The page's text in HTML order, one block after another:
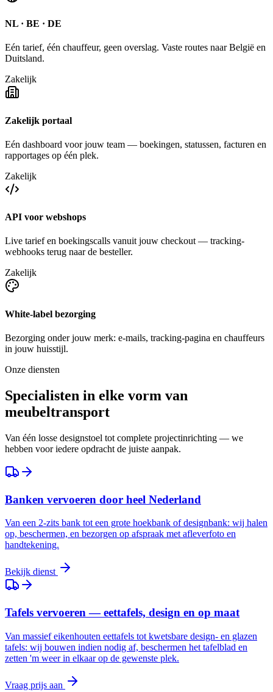
NL · BE · DE
Eén tarief, één chauffeur, geen overslag. Vaste routes naar België en
Duitsland.
Zakelijk
Zakelijk portaal
Eén dashboard voor jouw team — boekingen, statussen, facturen en
rapportages op één plek.
Zakelijk
API voor webshops
Live tarief en boekingscalls vanuit jouw checkout — tracking-
webhooks terug naar de besteller.
Zakelijk
White-label bezorging
Bezorging onder jouw merk: e-mails, tracking-pagina en chauffeurs
in jouw huisstijl.
Onze diensten
Specialisten in elke vorm van
meubeltransport
Van één losse designstoel tot complete projectinrichting — we
hebben voor iedere opdracht de juiste aanpak.
Banken vervoeren door heel Nederland
Van een 2-zits bank tot een grote hoekbank of designbank: wij halen
op, beschermen, en bezorgen op afspraak met afleverfoto en
handtekening.
Bekijk dienst
Tafels vervoeren — eettafels, design en op maat
Van massief eikenhouten eettafels tot kwetsbare design- en glazen
tafels: wij bouwen indien nodig af, beschermen het tafelblad en
zetten 'm weer in elkaar op de gewenste plek.
Vraag prijs aan